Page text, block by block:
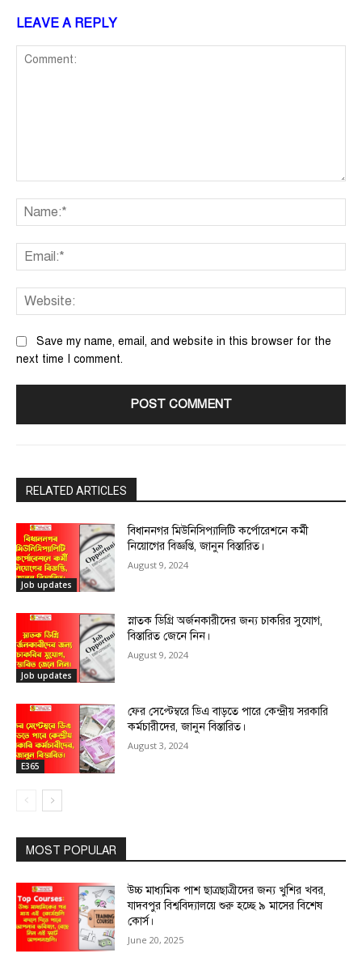
LEAVE A REPLY
Save my name, email, and website in this browser for the
next time I comment.
RELATED ARTICLES
Job updates
বিধাননগর মিউনিসিপ্যালিটি কর্পোরেশনে কর্মী
নিয়োগের বিজ্ঞপ্তি, জানুন বিস্তারিত।
August 9, 2024
Job updates
স্নাতক ডিগ্রি অর্জনকারীদের জন্য চাকরির সুযোগ,
বিস্তারিত জেনে নিন।
August 9, 2024
E365
ফের সেপ্টেম্বরে ডিএ বাড়তে পারে কেন্দ্রীয় সরকারি
কর্মচারীদের, জানুন বিস্তারিত।
August 3, 2024
MOST POPULAR
উচ্চ মাধ্যমিক পাশ ছাত্রছাত্রীদের জন্য খুশির খবর,
যাদবপুর বিশ্ববিদ্যালয়ে শুরু হচ্ছে ৯ মাসের বিশেষ
কোর্স।
June 20, 2025